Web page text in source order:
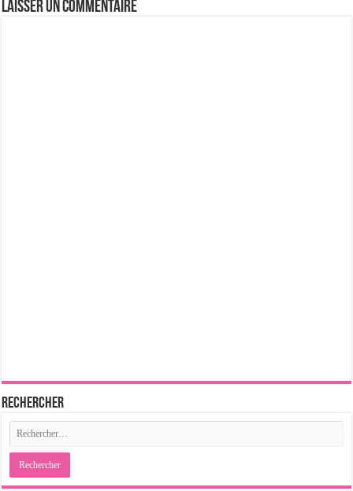
Laisser un commentaire
Rechercher